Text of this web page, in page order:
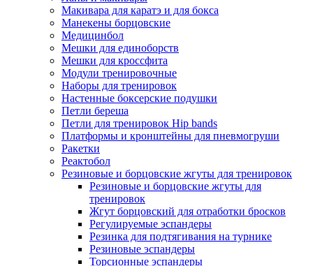
Макивара для каратэ и для бокса
Манекены борцовские
Медицинбол
Мешки для единоборств
Мешки для кроссфита
Модули тренировочные
Наборы для тренировок
Настенные боксерские подушки
Петли береша
Петли для тренировок Hip bands
Платформы и кронштейны для пневмогруши
Ракетки
Реактобол
Резиновые и борцовские жгуты для тренировок
Резиновые и борцовские жгуты для
тренировок
Жгут борцовский для отработки бросков
Регулируемые эспандеры
Резинка для подтягивания на турнике
Резиновые эспандеры
Торсионные эспандеры